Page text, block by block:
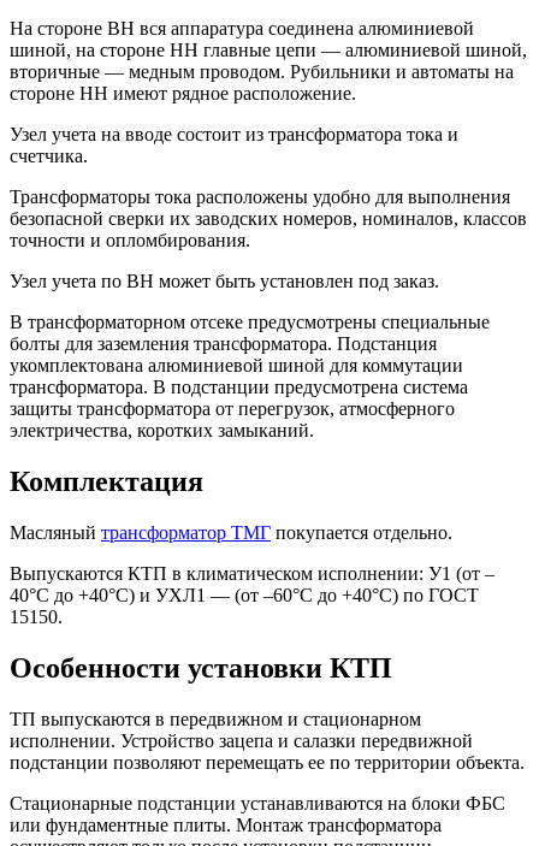
На стороне ВН вся аппаратура соединена алюминиевой
шиной, на стороне НН главные цепи — алюминиевой шиной,
вторичные — медным проводом. Рубильники и автоматы на
стороне НН имеют рядное расположение.
Узел учета на вводе состоит из трансформатора тока и
счетчика.
Трансформаторы тока расположены удобно для выполнения
безопасной сверки их заводских номеров, номиналов, классов
точности и опломбирования.
Узел учета по ВН может быть установлен под заказ.
В трансформаторном отсеке предусмотрены специальные
болты для заземления трансформатора. Подстанция
укомплектована алюминиевой шиной для коммутации
трансформатора. В подстанции предусмотрена система
защиты трансформатора от перегрузок, атмосферного
электричества, коротких замыканий.
Комплектация
Масляный трансформатор ТМГ покупается отдельно.
Выпускаются КТП в климатическом исполнении: У1 (от –
40°C до +40°C) и УХЛ1 — (от –60°C до +40°C) по ГОСТ
15150.
Особенности установки КТП
ТП выпускаются в передвижном и стационарном
исполнении. Устройство зацепа и салазки передвижной
подстанции позволяют перемещать ее по территории объекта.
Стационарные подстанции устанавливаются на блоки ФБС
или фундаментные плиты. Монтаж трансформатора